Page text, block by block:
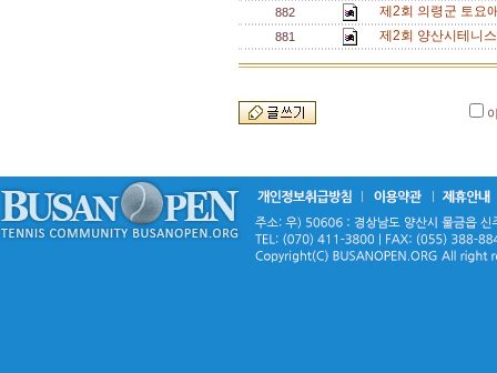
882 제2회 의령군 토요
881 제2회 양산시테니